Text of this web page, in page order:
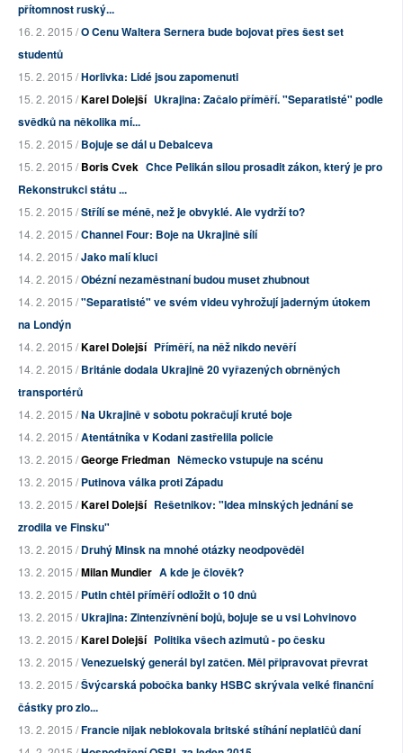
přítomnost ruský...
16. 2. 2015 /O Cenu Waltera Sernera bude bojovat přes šest set
studentů
15. 2. 2015 /Horlivka: Lidé jsou zapomenuti
15. 2. 2015 /Karel Dolejší Ukrajina: Začalo příměří. "Separatisté" podle
svědků na několika mí...
15. 2. 2015 /Bojuje se dál u Debalceva
15. 2. 2015 /Boris Cvek Chce Pelikán silou prosadit zákon, který je pro
Rekonstrukci státu ...
15. 2. 2015 /Střílí se méně, než je obvyklé. Ale vydrží to?
14. 2. 2015 /Channel Four: Boje na Ukrajině sílí
14. 2. 2015 /Jako malí kluci
14. 2. 2015 /Obézní nezaměstnaní budou muset zhubnout
14. 2. 2015 /"Separatisté" ve svém videu vyhrožují jaderným útokem
na Londýn
14. 2. 2015 /Karel Dolejší Příměří, na něž nikdo nevěří
14. 2. 2015 /Británie dodala Ukrajině 20 vyřazených obrněných
transportérů
14. 2. 2015 /Na Ukrajině v sobotu pokračují kruté boje
14. 2. 2015 /Atentátníka v Kodani zastřelila policie
13. 2. 2015 /George Friedman Německo vstupuje na scénu
13. 2. 2015 /Putinova válka proti Západu
13. 2. 2015 /Karel Dolejší Rešetnikov: "Idea minských jednání se
zrodila ve Finsku"
13. 2. 2015 /Druhý Minsk na mnohé otázky neodpověděl
13. 2. 2015 /Milan Mundier A kde je člověk?
13. 2. 2015 /Putin chtěl příměří odložit o 10 dnů
13. 2. 2015 /Ukrajina: Zintenzívnění bojů, bojuje se u vsi Lohvinovo
13. 2. 2015 /Karel Dolejší Politika všech azimutů - po česku
13. 2. 2015 /Venezuelský generál byl zatčen. Měl připravovat převrat
13. 2. 2015 /Švýcarská pobočka banky HSBC skrývala velké finanční
částky pro zlo...
13. 2. 2015 /Francie nijak neblokovala britské stíhání neplatičů daní